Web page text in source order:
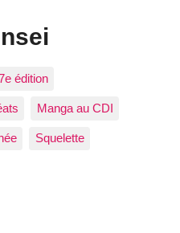
édition
Manga au CDI
Squelette